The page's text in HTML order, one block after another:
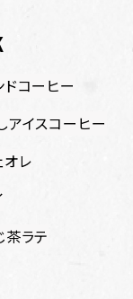
ドコーヒー
アイスコーヒー
オレ
茶ラテ